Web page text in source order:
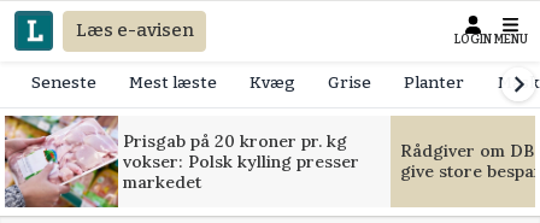
Læs e-avisen LOGIN MENU
Seneste Mest læste Kvæg Grise Planter
Prisgab på 20 kroner pr. kg
vokser: Polsk kylling presser
markedet
Rådgiver om
give store